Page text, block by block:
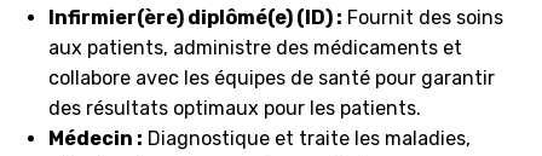
Infirmier(ère) diplômé(e) (ID) : Fournit des soins
aux patients, administre des médicaments et
collabore avec les équipes de santé pour garantir
des résultats optimaux pour les patients.
Médecin : Diagnostique et traite les maladies,